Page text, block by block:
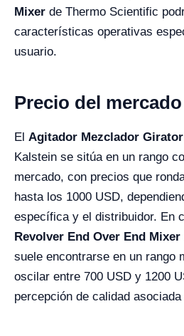
Mixer de Thermo Scientific
características operativas
usuario.
Precio del mercado
El Agitador Mezclador
Kalstein se sitúa en un rango
mercado, con precios que
hasta los 1000 USD,
específica y el distribuidor. En
Revolver End Over End Mixer
suele encontrarse en un rango
oscilar entre 700 USD y 1200
percepción de calidad